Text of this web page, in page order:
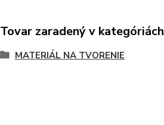
Tovar zaradený v kategóriách
MATERIÁL NA TVORENIE